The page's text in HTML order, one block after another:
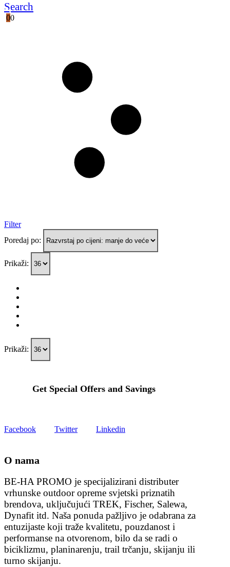
Search
00
Filter
Poredaj po:
Prikaži:
Prikaži:
Get Special Offers and Savings
Facebook Twitter Linkedin
O nama
BE-HA PROMO je specijalizirani distributer
vrhunske outdoor opreme svjetski priznatih
brendova, uključujući TREK, Fischer, Salewa,
Dynafit itd. Naša ponuda pažljivo je odabrana za
entuzijaste koji traže kvalitetu, pouzdanost i
performanse na otvorenom, bilo da se radi o
biciklizmu, planinarenju, trail trčanju, skijanju ili
turno skijanju.